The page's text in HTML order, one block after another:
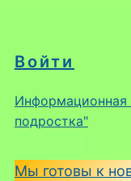
Войти
Информационная
подростка"
Мы готовы к